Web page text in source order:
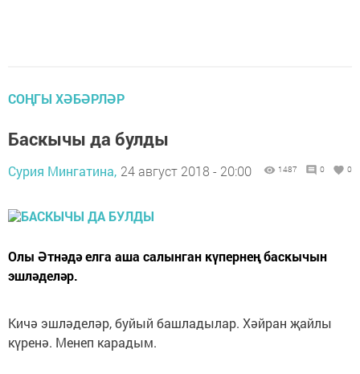
СОҢГЫ ХӘБӘРЛӘР
Баскычы да булды
Сурия Мингатина, 24 август 2018 - 20:00 1487 0 0
Олы Әтнәдә елга аша салынган күпернең баскычын
эшләделәр.
Кичә эшләделәр, буйый башладылар. Хәйран җайлы
күренә. Менеп карадым.